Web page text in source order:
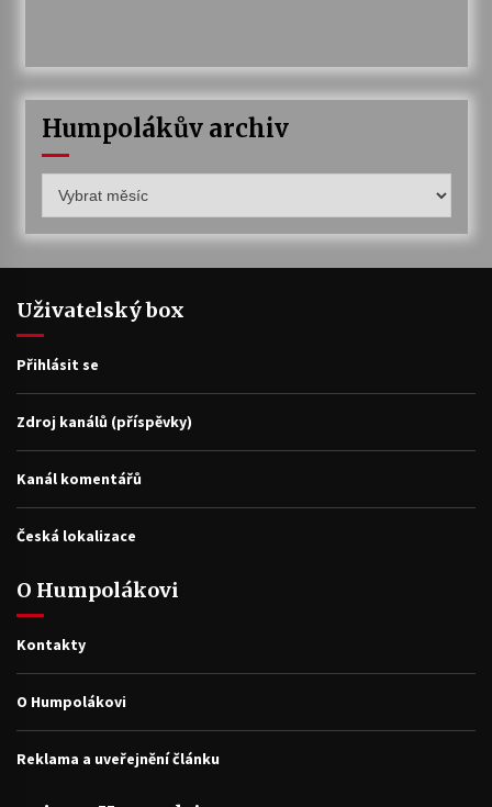
Humpolákův archiv
archiv
Uživatelský box
Přihlásit se
Zdroj kanálů (příspěvky)
Kanál komentářů
Česká lokalizace
O Humpolákovi
Kontakty
O Humpolákovi
Reklama a uveřejnění článku